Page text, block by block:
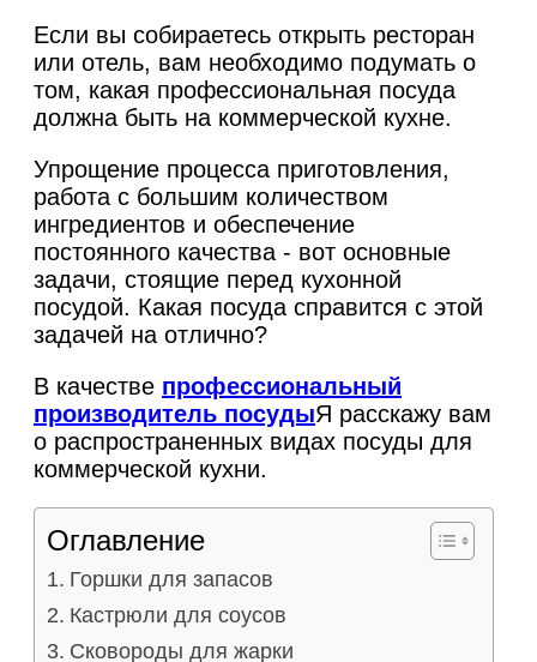
Если вы собираетесь открыть ресторан
или отель, вам необходимо подумать о
том, какая профессиональная посуда
должна быть на коммерческой кухне.
Упрощение процесса приготовления,
работа с большим количеством
ингредиентов и обеспечение
постоянного качества - вот основные
задачи, стоящие перед кухонной
посудой. Какая посуда справится с этой
задачей на отлично?
В качестве профессиональный
производитель посудыЯ расскажу вам
о распространенных видах посуды для
коммерческой кухни.
Оглавление
Горшки для запасов
Кастрюли для соусов
Сковороды для жарки